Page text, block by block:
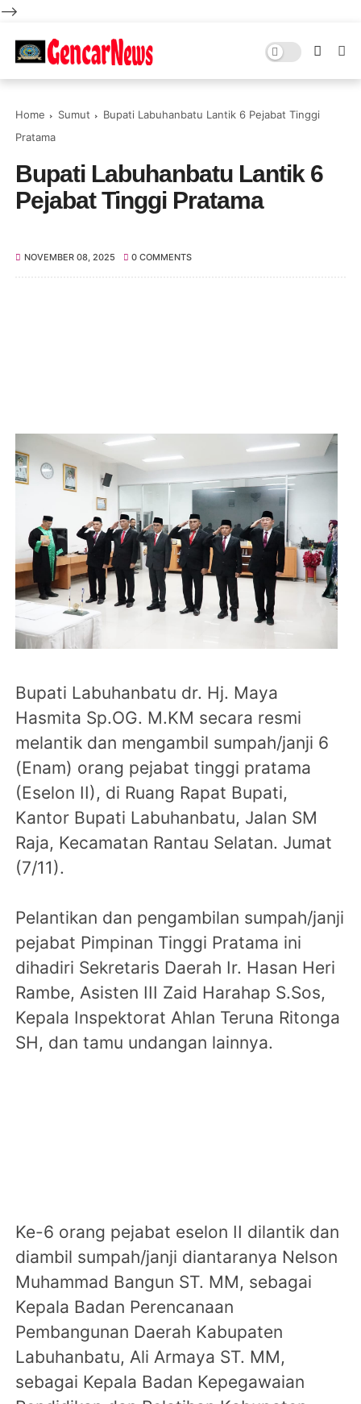
-->
Home Sumut
Bupati Labuhanbatu Lantik 6 Pejabat Tinggi
Pratama
Bupati Labuhanbatu Lantik 6
Pejabat Tinggi Pratama
NOVEMBER 08, 2025 0 COMMENTS
Bupati Labuhanbatu dr. Hj. Maya
Hasmita Sp.OG. M.KM secara resmi
melantik dan mengambil sumpah/janji 6
(Enam) orang pejabat tinggi pratama
(Eselon II), di Ruang Rapat Bupati,
Kantor Bupati Labuhanbatu, Jalan SM
Raja, Kecamatan Rantau Selatan. Jumat
(7/11).
Pelantikan dan pengambilan sumpah/janji
pejabat Pimpinan Tinggi Pratama ini
dihadiri Sekretaris Daerah Ir. Hasan Heri
Rambe, Asisten III Zaid Harahap S.Sos,
Kepala Inspektorat Ahlan Teruna Ritonga
SH, dan tamu undangan lainnya.
Ke-6 orang pejabat eselon II dilantik dan
diambil sumpah/janji diantaranya Nelson
Muhammad Bangun ST. MM, sebagai
Kepala Badan Perencanaan
Pembangunan Daerah Kabupaten
Labuhanbatu, Ali Armaya ST. MM,
sebagai Kepala Badan Kepegawaian